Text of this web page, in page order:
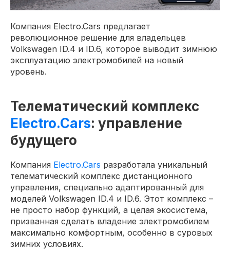
Компания Electro.Cars предлагает
революционное решение для владельцев
Volkswagen ID.4 и ID.6, которое выводит зимнюю
эксплуатацию электромобилей на новый
уровень.
Телематический комплекс
Electro.Cars: управление
будущего
Компания Electro.Cars разработала уникальный
телематический комплекс дистанционного
управления, специально адаптированный для
моделей Volkswagen ID.4 и ID.6. Этот комплекс –
не просто набор функций, а целая экосистема,
призванная сделать владение электромобилем
максимально комфортным, особенно в суровых
зимних условиях.